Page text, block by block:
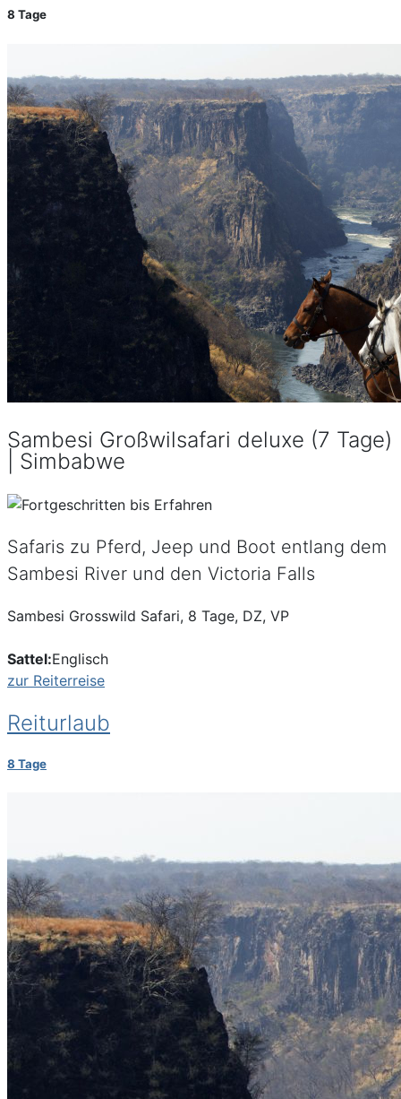
8 Tage
Sambesi Großwilsafari deluxe (7 Tage)
| Simbabwe
Safaris zu Pferd, Jeep und Boot entlang dem
Sambesi River und den Victoria Falls
Sambesi Grosswild Safari, 8 Tage, DZ, VP
Sattel:Englisch
zur Reiterreise
Reiturlaub
8 Tage